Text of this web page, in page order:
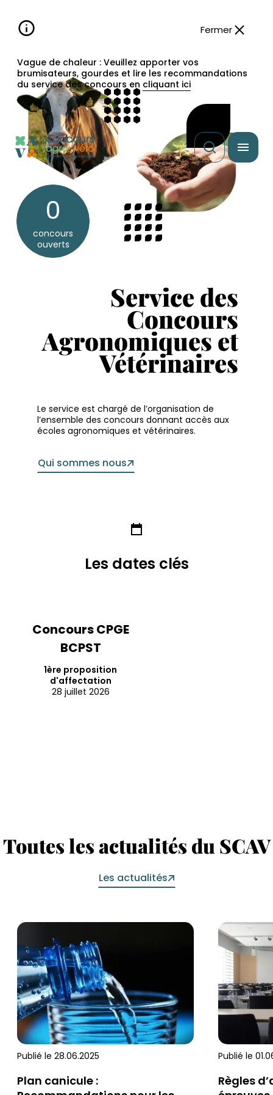
principale
principal
d'accessibilité
de
page
Vague de chaleur : Veuillez apporter vos
brumisateurs, gourdes et lire les recommandations
du service des concours en cliquant ici
Fermer
Service des
Concours
Agronomiques et
Vétérinaires
0
concours
ouverts
Le service est chargé de l’organisation de
l’ensemble des concours donnant accès aux
écoles agronomiques et vétérinaires.
Qui sommes nous
Les dates clés
Concours CPGE
BCPST
1ère proposition
d'affectation
28 juillet 2026
Toutes les actualités du SCAV
Les actualités
Publié le 28.06.2025
Plan canicule :
Publié le
Règles